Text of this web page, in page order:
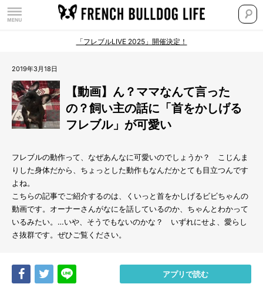
「フレブルLIVE 2025」開催決定！
2019年3月18日
【動画】ん？ママなんて言った
の？飼い主の話に「首をかしげる
フレブル」が可愛い
フレブルの動作って、なぜあんなに可愛いのでしょうか？ こじんま
りした身体だから、ちょっとした動作もなんだかとても目立つんです
よね。
こちらの記事でご紹介するのは、くいっと首をかしげるビビちゃんの
動画です。オーナーさんがなにを話しているのか、ちゃんとわかって
いるみたい。…いや、そうでもないのかな？ いずれにせよ、愛らし
さ抜群です。ぜひご覧ください。
Share Tweet アプリで読む